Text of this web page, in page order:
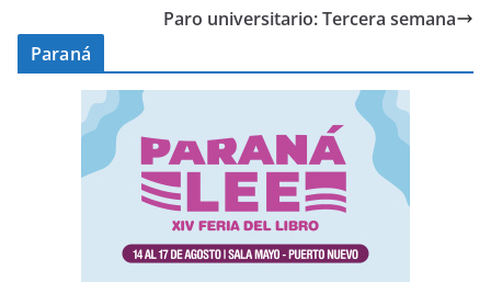
Paro universitario: Tercera semana
Paraná